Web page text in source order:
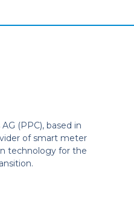
(PPC), based in
of smart meter
technology for the